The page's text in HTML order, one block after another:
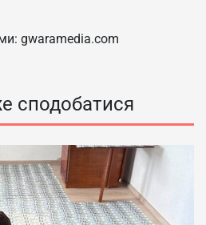
gwaramedia.com
сподобатися